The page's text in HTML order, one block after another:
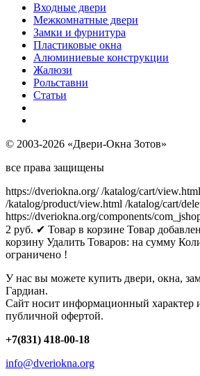
Входные двери
Межкомнатные двери
Замки и фурнитура
Пластиковые окна
Алюминиевые конструкции
Жалюзи
Рольставни
Статьи
© 2003-2026 «Двери-Окна Зотов»
все права защищены
https://dveriokna.org/ /katalog/cart/view.html
/katalog/product/view.html /katalog/cart/
https://dveriokna.org/components/
2 руб. ✔ Товар в корзине Товар
корзину Удалить Товаров: на сумму
ограничено !
У нас вы можете купить двери, окна,
Гардиан.
Сайт носит информационный характер
публичной офертой.
+7(831) 418-00-18
info@dveriokna.org